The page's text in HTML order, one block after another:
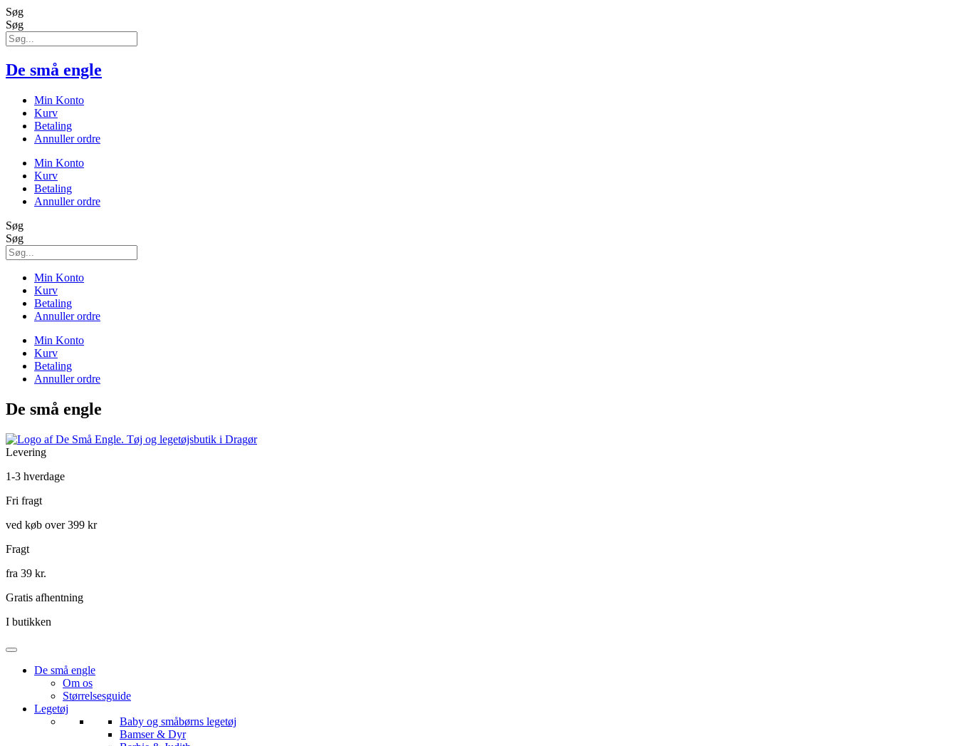
Søg
Søg
De små engle
Min Konto
Kurv
Betaling
Annuller ordre
Min Konto
Kurv
Betaling
Annuller ordre
Søg
Søg
Min Konto
Kurv
Betaling
Annuller ordre
Min Konto
Kurv
Betaling
Annuller ordre
De små engle
Levering
1-3 hverdage
Fri fragt
ved køb over 399 kr
Fragt
fra 39 kr.
Gratis afhentning
I butikken
De små engle
Om os
Størrelsesguide
Legetøj
Baby og småbørns legetøj
Bamser & Dyr